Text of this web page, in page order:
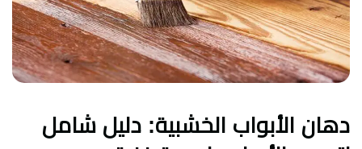
دهان الأبواب الخشبية: دليل شامل